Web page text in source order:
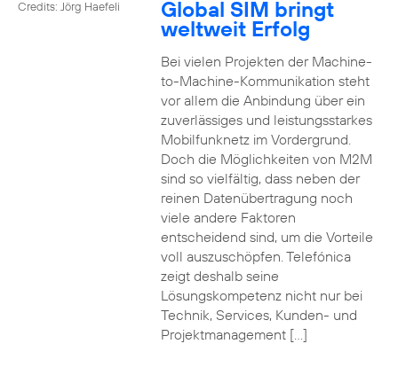
Credits: Jörg Haefeli Global SIM bringt
weltweit Erfolg
Bei vielen Projekten der Machine-
to-Machine-Kommunikation steht
vor allem die Anbindung über ein
zuverlässiges und leistungsstarkes
Mobilfunknetz im Vordergrund.
Doch die Möglichkeiten von M2M
sind so vielfältig, dass neben der
reinen Datenübertragung noch
viele andere Faktoren
entscheidend sind, um die Vorteile
voll auszuschöpfen. Telefónica
zeigt deshalb seine
Lösungskompetenz nicht nur bei
Technik, Services, Kunden- und
Projektmanagement […]